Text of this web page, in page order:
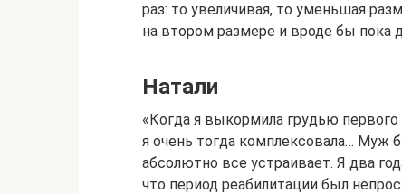
раз: то увеличивая, то уменьшая
на втором размере и вроде бы пока
Натали
«Когда я выкормила грудью
я очень тогда комплексовала… Муж
абсолютно все устраивает. Я два
что период реабилитации был